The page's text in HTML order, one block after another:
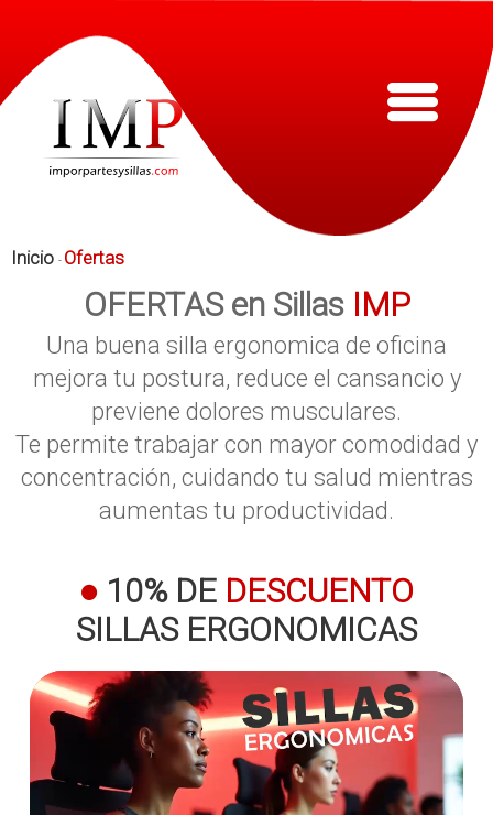
Inicio - Ofertas
OFERTAS en Sillas IMP
Una buena silla ergonomica de oficina
mejora tu postura, reduce el cansancio y
previene dolores musculares.
Te permite trabajar con mayor comodidad y
concentración, cuidando tu salud mientras
aumentas tu productividad.
● 10% DE DESCUENTO
SILLAS ERGONOMICAS